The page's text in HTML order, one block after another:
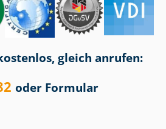
gleich anrufen:
oder Formular